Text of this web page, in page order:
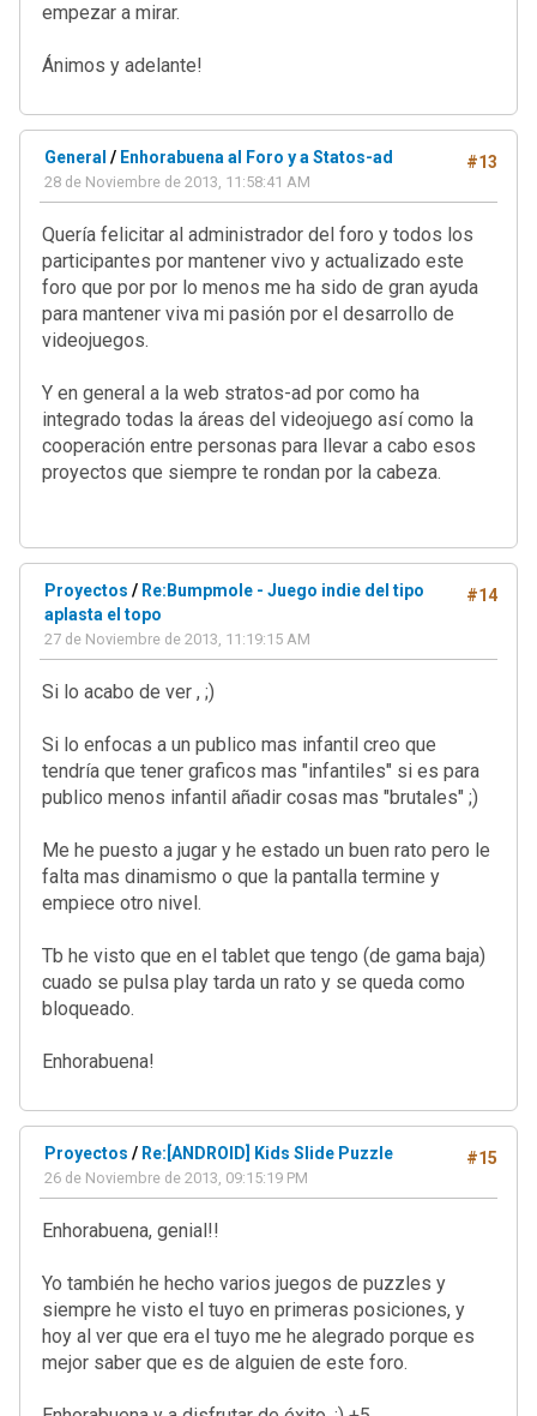
empezar a mirar.
Ánimos y adelante!
#13
General / Enhorabuena al Foro y a Statos-ad
28 de Noviembre de 2013, 11:58:41 AM
Quería felicitar al administrador del foro y todos los
participantes por mantener vivo y actualizado este
foro que por por lo menos me ha sido de gran ayuda
para mantener viva mi pasión por el desarrollo de
videojuegos.
Y en general a la web stratos-ad por como ha
integrado todas la áreas del videojuego así como la
cooperación entre personas para llevar a cabo esos
proyectos que siempre te rondan por la cabeza.
#14
Proyectos / Re:Bumpmole - Juego indie del tipo
aplasta el topo
27 de Noviembre de 2013, 11:19:15 AM
Si lo acabo de ver , ;)
Si lo enfocas a un publico mas infantil creo que
tendría que tener graficos mas "infantiles" si es para
publico menos infantil añadir cosas mas "brutales" ;)
Me he puesto a jugar y he estado un buen rato pero le
falta mas dinamismo o que la pantalla termine y
empiece otro nivel.
Tb he visto que en el tablet que tengo (de gama baja)
cuado se pulsa play tarda un rato y se queda como
bloqueado.
Enhorabuena!
#15
Proyectos / Re:[ANDROID] Kids Slide Puzzle
26 de Noviembre de 2013, 09:15:19 PM
Enhorabuena, genial!!
Yo también he hecho varios juegos de puzzles y
siempre he visto el tuyo en primeras posiciones, y
hoy al ver que era el tuyo me he alegrado porque es
mejor saber que es de alguien de este foro.